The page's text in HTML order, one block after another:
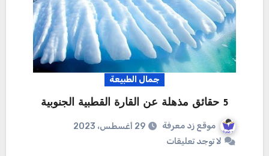
جمال الطبيعة
5 حقائق مذهلة عن القارة القطبية الجنوبية
موقع زد معرفة
29 أغسطس، 2023
لا توجد تعليقات